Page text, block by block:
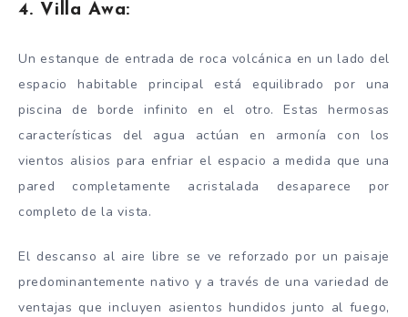
4. Villa Awa:
Un estanque de entrada de roca volcánica en un lado del
espacio habitable principal está equilibrado por una
piscina de borde infinito en el otro. Estas hermosas
características del agua actúan en armonía con los
vientos alisios para enfriar el espacio a medida que una
pared completamente acristalada desaparece por
completo de la vista.
El descanso al aire libre se ve reforzado por un paisaje
predominantemente nativo y a través de una variedad de
ventajas que incluyen asientos hundidos junto al fuego,